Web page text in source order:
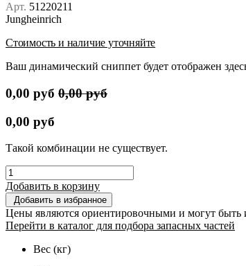
Арт. 51220211
Jungheinrich
Стоимость и наличие уточняйте
Ваш динамический сниппет будет отображен
0,00 руб 0,00руб
0,00 руб
Такой комбинации не существует.
Добавить в корзину
Добавить в избранное
Цены являются ориентировочными и могут быть
Перейти в каталог для подбора запасных частей
Вес (кг)